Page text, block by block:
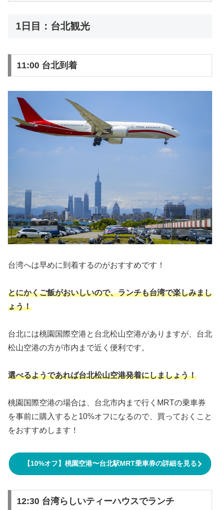
1日目：台北観光
11:00 台北到着
台湾へは早めに到着するのがおすすめです！
とにかくご飯がおいしいので、ランチも台湾で楽しみまし
ょう！
台北には桃園国際空港と台北松山空港がありますが、台北
松山空港の方が市内まで近く便利です。
選べるようであれば台北松山空港発着にしましょう！
桃園国際空港の場合は、台北市内まで行くMRTの乗車券
を事前に購入すると10%オフになるので、買っておくこと
をおすすめします！
【10%オフ】桃園空港〜台北駅MRT乗車券の詳細を見る
12:30 台湾らしいティーハウスでランチ